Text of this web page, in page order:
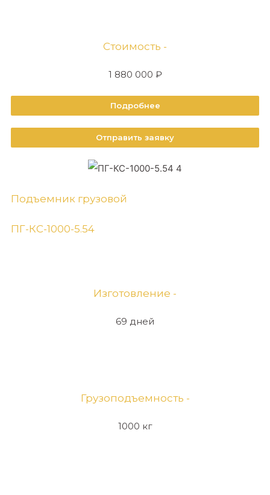
Стоимость -
1 880 000 ₽
Подробнее
Отправить заявку
Подъемник грузовой
ПГ-КС-1000-5.54
Изготовление -
69 дней
Грузоподъемность -
1000 кг